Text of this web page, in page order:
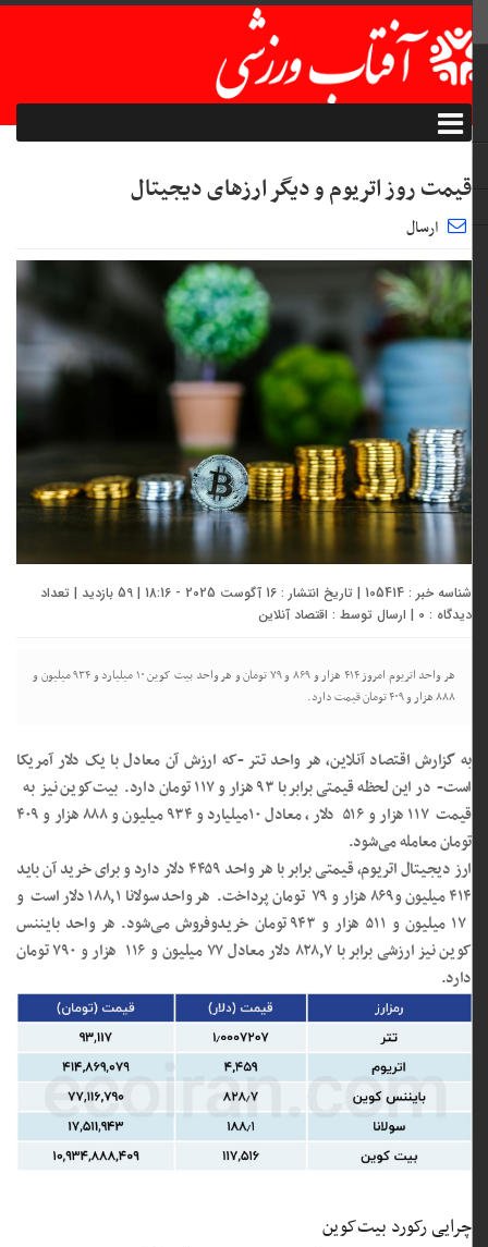
قیمت روز اتریوم و دیگر ارز‌های دیجیتال
ارسال
شناسه خبر : 105414 | تاریخ انتشار : 16 آگوست 2025 - 18:16 | 59 بازدید | تعداد
دیدگاه :0 | ارسال توسط :اقتصاد آنلاین
هر واحد اتریوم امروز ۴۱۴ هزار و ۸۶۹ و ۷۹ تومان و هر واحد بیت کوین ۱۰ میلیارد و ۹۳۴ میلیون و
۸۸۸ هزار و ۴۰۹ تومان قیمت دارد.
به گزارش اقتصاد آنلاین، هر واحد تتر -که ارزش آن معادل با یک دلار آمریکا
است- در این لحظه قیمتی برابر با ۹۳ هزار و ۱۱۷ تومان دارد. بیت‌کوین نیز به
قیمت ۱۱۷ هزار و ۵۱۶ دلار ، معادل ۱۰میلیارد و ۹۳۴ میلیون و ۸۸۸ هزار و ۴۰۹
تومان معامله می‌شود.
ارز دیجیتال اتریوم، قیمتی برابر با هر واحد ۴۴۵۹ دلار دارد و برای خرید آن باید
۴۱۴ میلیون و۸۶۹ هزار و ۷۹ تومان پرداخت. هر واحد سولانا ۱۸۸٫۱ دلار است و
۱۷ میلیون و ۵۱۱ هزار و ۹۴۳ تومان خریدوفروش می‌شود. هر واحد بایننس
کوین نیز ارزشی برابر با ۸۲۸٫۷ دلار معادل ۷۷ میلیون و ۱۱۶ هزار و ۷۹۰ تومان
دارد.
چرایی رکورد بیت‌کوین